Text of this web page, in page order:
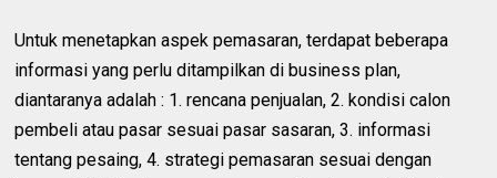
Untuk menetapkan aspek pemasaran, terdapat beberapa
informasi yang perlu ditampilkan di business plan,
diantaranya adalah : 1. rencana penjualan, 2. kondisi calon
pembeli atau pasar sesuai pasar sasaran, 3. informasi
tentang pesaing, 4. strategi pemasaran sesuai dengan